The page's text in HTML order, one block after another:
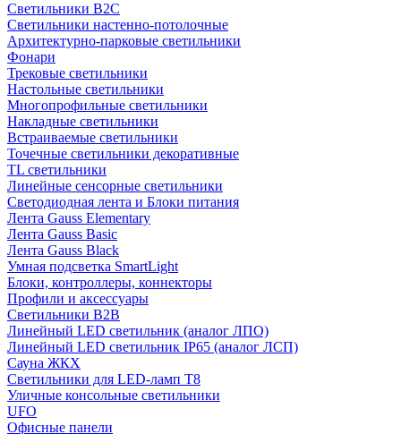
Светильники B2C
Светильники настенно-потолочные
Архитектурно-парковые светильники
Фонари
Трековые светильники
Настольные светильники
Многопрофильные светильники
Накладные светильники
Встраиваемые светильники
Точечные светильники декоративные
TL светильники
Линейные сенсорные светильники
Светодиодная лента и Блоки питания
Лента Gauss Elementary
Лента Gauss Basic
Лента Gauss Black
Умная подсветка SmartLight
Блоки, контроллеры, коннекторы
Профили и аксессуары
Светильники B2B
Линейный LED светильник (аналог ЛПО)
Линейный LED светильник IP65 (аналог ЛСП)
Сауна ЖКХ
Светильники для LED-ламп T8
Уличные консольные светильники
UFO
Офисные панели